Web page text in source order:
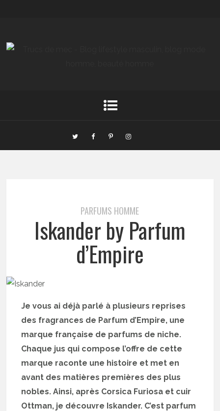
PARFUMS HOMME
Iskander by Parfum
d’Empire
Je vous ai déjà parlé à plusieurs reprises
des fragrances de Parfum d’Empire, une
marque française de parfums de niche.
Chaque jus qui compose l’offre de cette
marque raconte une histoire et met en
avant des matières premières des plus
nobles. Ainsi, après Corsica Furiosa et cuir
Ottman, je découvre Iskander. C’est parfum